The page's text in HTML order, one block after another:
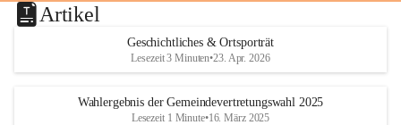
Artikel
Geschichtliches & Ortsporträt
Lesezeit 3 Minuten•23. Apr. 2026
Wahlergebnis der Gemeindevertretungswahl 2025
Lesezeit 1 Minute•16. März 2025